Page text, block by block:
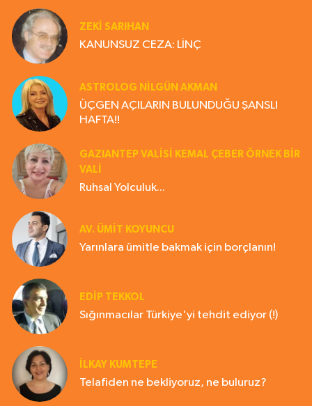
ZEKI SARIHAN
KANUNSUZ CEZA: LİNÇ
ASTROLOG NILGÜN AKMAN
ÜÇGEN AÇILARIN BULUNDUĞU ŞANSLI
HAFTA!!
GAZIANTEP VALISI KEMAL ÇEBER ÖRNEK BİR
VALİ
Ruhsal Yolculuk...
AV. ÜMIT KOYUNCU
Yarınlara ümitle bakmak için borçlanın!
EDIP TEKKOL
Sığınmacılar Türkiye'yi tehdit ediyor (!)
İLKAY KUMTEPE
Telafiden ne bekliyoruz, ne buluruz?